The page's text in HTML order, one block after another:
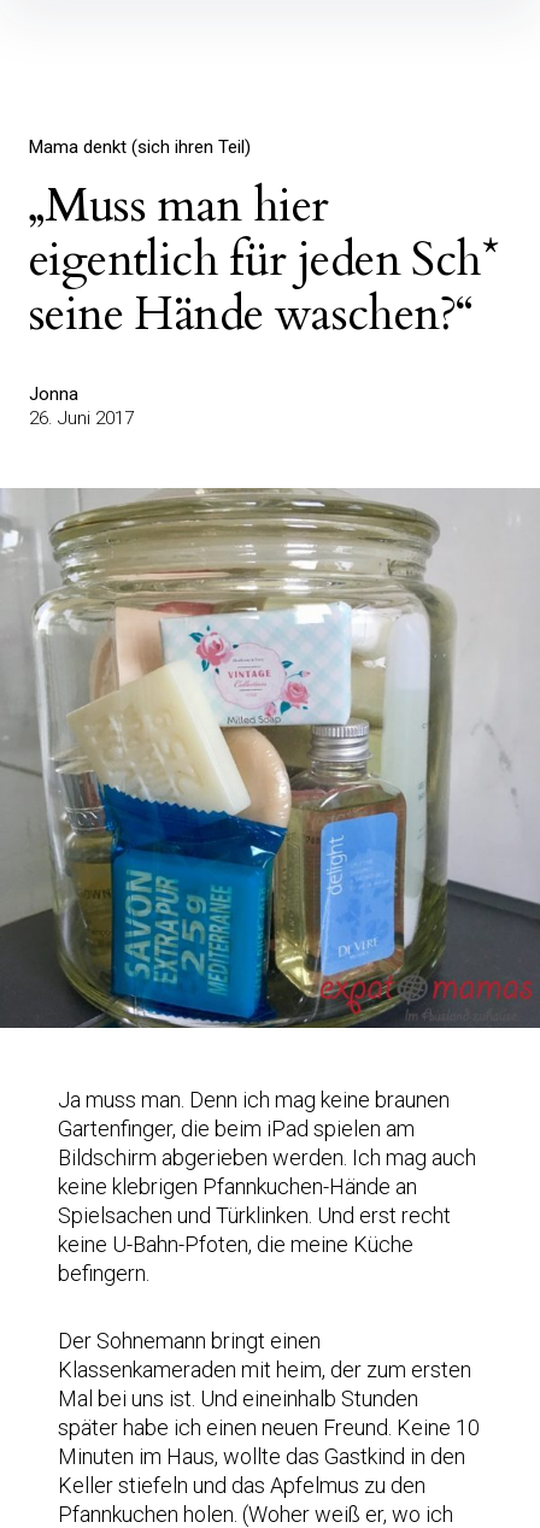
Mama denkt (sich ihren Teil)
„Muss man hier
eigentlich für jeden Sch*
seine Hände waschen?“
Jonna
26. Juni 2017
Ja muss man. Denn ich mag keine braunen
Gartenfinger, die beim iPad spielen am
Bildschirm abgerieben werden. Ich mag auch
keine klebrigen Pfannkuchen-Hände an
Spielsachen und Türklinken. Und erst recht
keine U-Bahn-Pfoten, die meine Küche
befingern.
Der Sohnemann bringt einen
Klassenkameraden mit heim, der zum ersten
Mal bei uns ist. Und eineinhalb Stunden
später habe ich einen neuen Freund. Keine 10
Minuten im Haus, wollte das Gastkind in den
Keller stiefeln und das Apfelmus zu den
Pfannkuchen holen. (Woher weiß er, wo ich